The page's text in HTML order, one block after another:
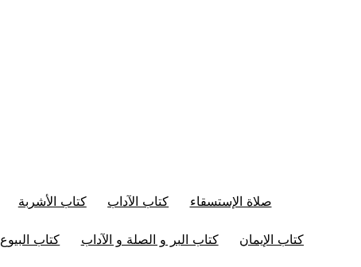
صلاة الإستسقاء كتاب الآداب كتاب الأشربة
كتاب الإيمان كتاب البر و الصلة و الآداب كتاب البيوع